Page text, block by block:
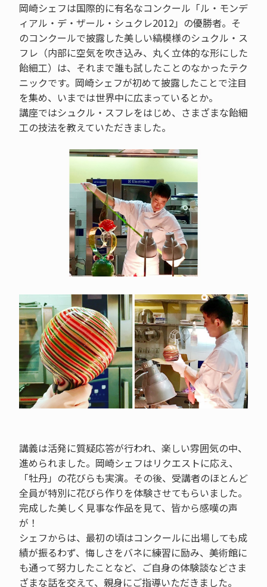
岡崎シェフは国際的に有名なコンクール「ル・モンデ
ィアル・デ・ザール・シュクレ2012」の優勝者。そ
のコンクールで披露した美しい縞模様のシュクル・ス
フレ（内部に空気を吹き込み、丸く立体的な形にした
飴細工）は、それまで誰も試したことのなかったテク
ニックです。岡崎シェフが初めて披露したことで注目
を集め、いまでは世界中に広まっているとか。
講座ではシュクル・スフレをはじめ、さまざまな飴細
工の技法を教えていただきました。
講義は活発に質疑応答が行われ、楽しい雰囲気の中、
進められました。岡崎シェフはリクエストに応え、
「牡丹」の花びらも実演。その後、受講者のほとんど
全員が特別に花びら作りを体験させてもらいました。
完成した美しく見事な作品を見て、皆から感嘆の声
が！
シェフからは、最初の頃はコンクールに出場しても成
績が振るわず、悔しさをバネに練習に励み、美術館に
も通って努力したことなど、ご自身の体験談などさま
ざまな話を交えて、親身にご指導いただきました。